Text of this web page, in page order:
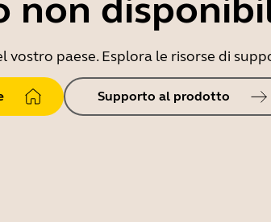
non
paese. Esplora le risorse di
Supporto al prodotto